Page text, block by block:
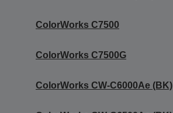
ColorWorks C7500
ColorWorks C7500G
ColorWorks CW-C6000Ae (BK)